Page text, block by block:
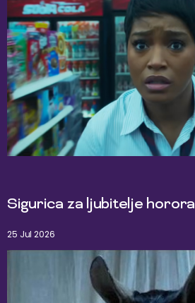
Sigurica za ljubitelje horora
25 Jul 2026